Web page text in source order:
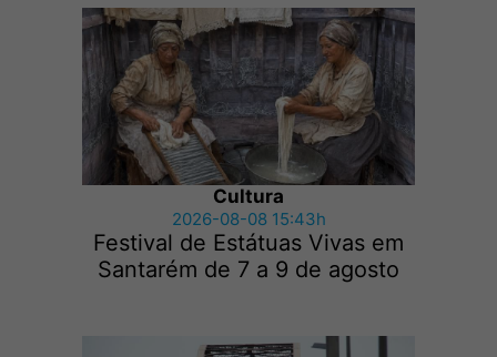
Cultura
2026-08-08 15:43h
Festival de Estátuas Vivas em
Santarém de 7 a 9 de agosto